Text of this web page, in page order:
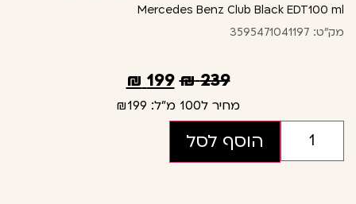
Mercedes Benz Club Black EDT100 ml
מק"ט: 3595471041197
239
₪
199
₪
מחיר ל100 מ"ל: ₪199
הוסף לסל